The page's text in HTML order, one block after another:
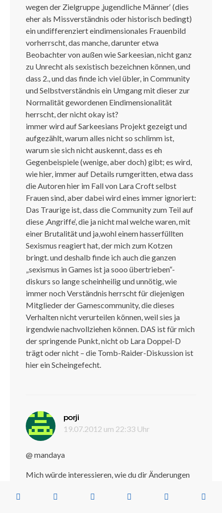
wegen der Zielgruppe ‚jugendliche Männer‘ (dies
eher als Missverständnis oder historisch bedingt)
ein undifferenziert eindimensionales Frauenbild
vorherrscht, das manche, darunter etwa
Beobachter von außen wie Sarkeesian, nicht ganz
zu Unrecht als sexistisch bezeichnen können, und
dass 2., und das finde ich viel übler, in Community
und Selbstverständnis ein Umgang mit dieser zur
Normalität gewordenen Eindimensionalität
herrscht, der nicht okay ist?
immer wird auf Sarkeesians Projekt gezeigt und
aufgezählt, warum alles nicht so schlimm ist,
warum sie sich nicht auskennt, dass es eh
Gegenbeispiele (wenige, aber doch) gibt; es wird,
wie hier, immer auf Details rumgeritten, etwa dass
die Autoren hier im Fall von Lara Croft selbst
Frauen sind, aber dabei wird eines immer ignoriert:
Das Traurige ist, dass die Community zum Teil auf
diese ‚Angriffe‘, die ja nicht mal welche waren, mit
einer Brutalität und ja,wohl einem hasserfüllten
Sexismus reagiert hat, der mich zum Kotzen
bringt. und deshalb finde ich auch die ganzen
„sexismus in Games ist ja sooo übertrieben“-
diskurs so lange scheinheilig und unnötig, wie
immer noch Verständnis herrscht für diejenigen
Mitglieder der Gamescommunity, die dieses
Verhalten nicht verurteilen können, weil sies ja
irgendwie nachvollziehen können. DAS ist für mich
der springende Punkt, nicht ob Lara Doppel-D
trägt oder nicht – die Tomb-Raider-Diskussion ist
hier ein Scheingefecht.
porji
19.07.2012 um 22:33 Uhr
@ mandaya
Mich würde interessieren, wie du dir Änderungen
Spielen oder bei deiner eigenen Kreation eines